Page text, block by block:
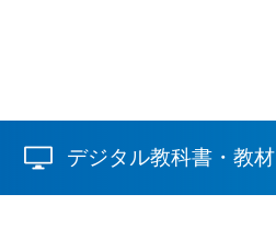
デジタル教科書・教材